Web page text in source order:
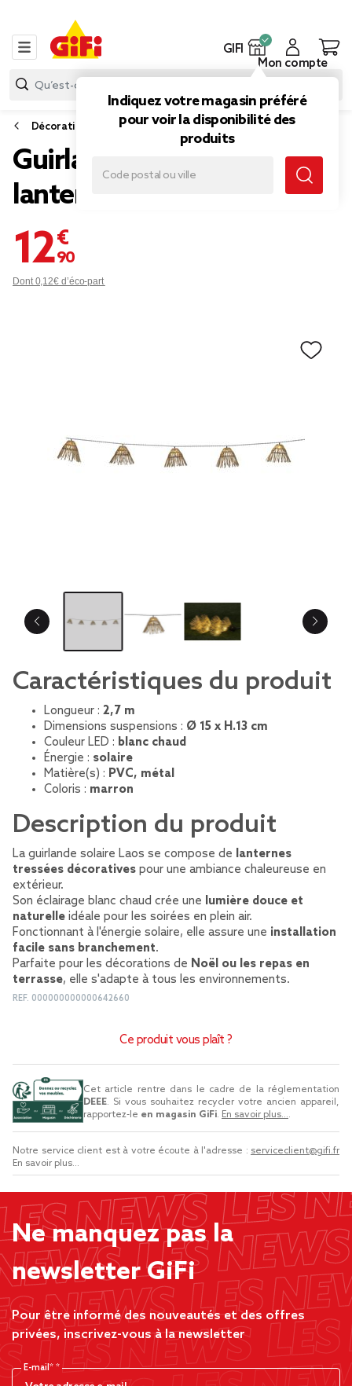
GIFI
Indiquez votre magasin préféré
pour voir la disponibilité des
produits
Mon compte
Décoration lumineuse extérieure
Guirlande solaire Laos
lanternes tressées 2,7m
12,90 €
Dont 0,12€ d’éco-part
Caractéristiques du produit
Longueur : 2,7 m
Dimensions suspensions : Ø 15 x H.13 cm
Couleur LED : blanc chaud
Énergie : solaire
Matière(s) : PVC, métal
Coloris : marron
Description du produit
La guirlande solaire Laos se compose de lanternes
tressées décoratives pour une ambiance chaleureuse en
extérieur.
Son éclairage blanc chaud crée une lumière douce et
naturelle idéale pour les soirées en plein air.
Fonctionnant à l'énergie solaire, elle assure une installation
facile sans branchement.
Parfaite pour les décorations de Noël ou les repas en
terrasse, elle s'adapte à tous les environnements.
REF. 000000000000642660
Ce produit vous plaît ?
Cet article rentre dans le cadre de la réglementation
DEEE. Si vous souhaitez recycler votre ancien appareil,
rapportez-le en magasin GiFi. En savoir plus....
Notre service client est à votre écoute à l'adresse : serviceclient@gifi.fr
En savoir plus...
Ne manquez pas la
newsletter GiFi
Pour être informé des nouveautés et des offres
privées, inscrivez-vous à la newsletter
E-mail*